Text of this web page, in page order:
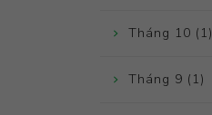
Tháng 10 (1)
Tháng 9 (1)